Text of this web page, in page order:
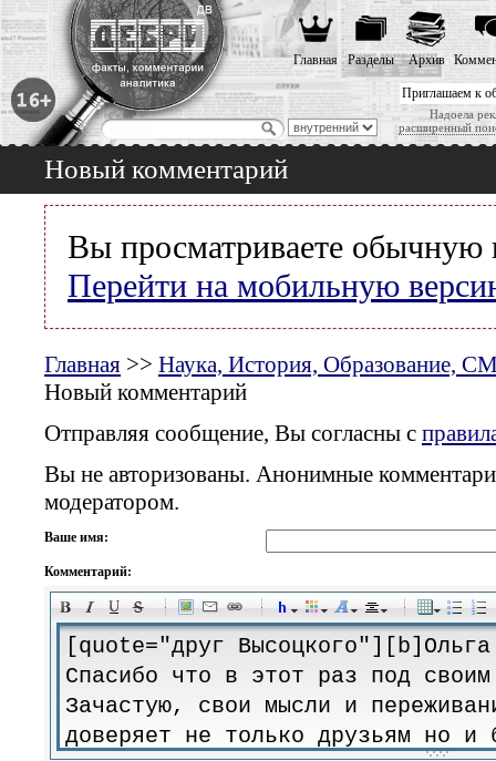
Приглашаем к
Надоела
расширенный
Главная Разделы Архив
Новый комментарий
Вы просматриваете обычную
Перейти на мобильную
Главная >> Наука, История, Образование,
Новый комментарий
Отправляя сообщение, Вы согласны с
Вы не авторизованы. Анонимные
модератором.
Ваше имя:
Комментарий:
-
-
-
-
-
-
-
-
-
-
-
-
-
-
-
-
-
-
-
-
-
-